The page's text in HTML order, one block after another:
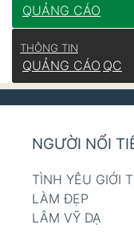
QUẢNG CÁO
THÔNG TIN
QUẢNG CÁO QC
NGƯỜI NỔI
TÌNH YÊU GIỚI
LÀM ĐẸP
LÂM VỸ DẠ